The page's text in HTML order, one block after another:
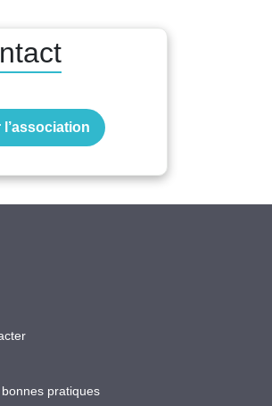
pratiques